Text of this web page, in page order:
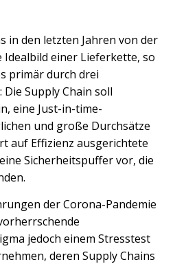
in den letzten Jahren von der
einer Lieferkette, so
primär durch drei
Die Supply Chain soll
eine Just-in-time-
und große Durchsätze
auf Effizienz ausgerichtete
Sicherheitspuffer vor, die
der Corona-Pandemie
jedoch einem Stresstest
deren Supply Chains